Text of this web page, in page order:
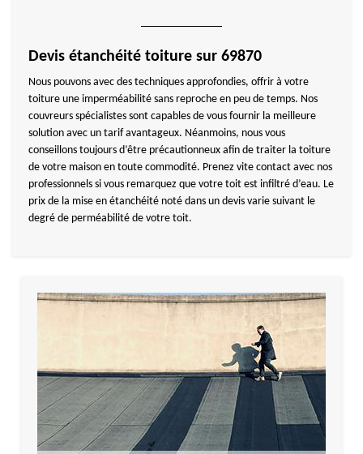
Devis étanchéité toiture sur 69870
Nous pouvons avec des techniques approfondies, offrir à votre
toiture une imperméabilité sans reproche en peu de temps. Nos
couvreurs spécialistes sont capables de vous fournir la meilleure
solution avec un tarif avantageux. Néanmoins, nous vous
conseillons toujours d’être précautionneux afin de traiter la toiture
de votre maison en toute commodité. Prenez vite contact avec nos
professionnels si vous remarquez que votre toit est infiltré d’eau. Le
prix de la mise en étanchéité noté dans un devis varie suivant le
degré de perméabilité de votre toit.